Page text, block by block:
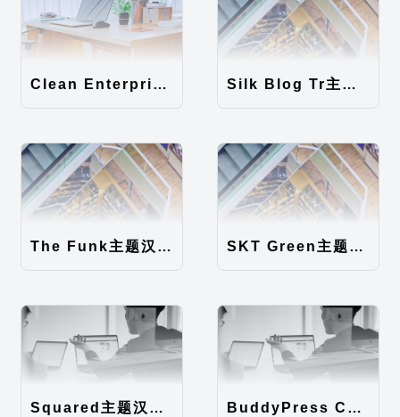
Clean Enterprise主题汉化包 Silk Blog Tr主题汉化包
The Funk主题汉化包 SKT Green主题汉化包
Squared主题汉化包 BuddyPress Colours主题汉化包